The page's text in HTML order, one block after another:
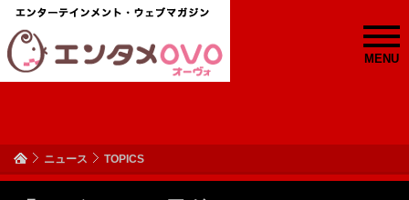
MENU
ニュース TOPICS